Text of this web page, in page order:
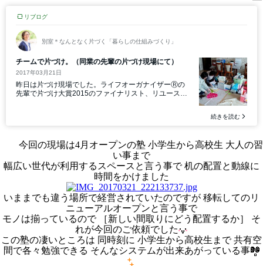
今回の現場は4月オープンの塾 小学生から高校生 大人の習
い事まで
幅広い世代が利用するスペースと言う事で 机の配置と動線に
時間をかけました
いままでも違う場所で経営されていたのですが 移転してのリ
ニューアルオープンと言う事で
モノは揃っているので ［新しい間取りにどう配置するか］ そ
れが今回のご依頼でした
この塾の凄いところは 同時刻に 小学生から高校生まで 共有空
間で各々勉強できる そんなシステムが出来あがっている事